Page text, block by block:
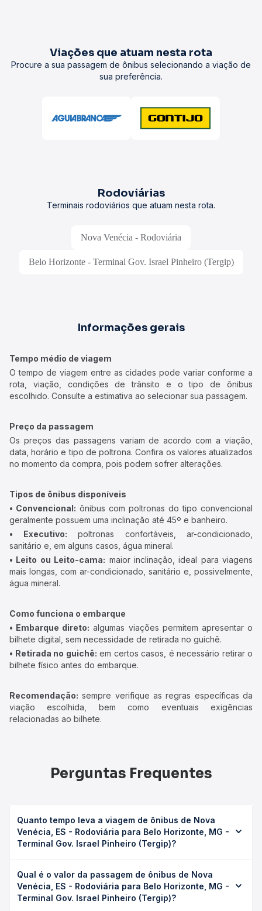
Viações que atuam nesta rota
Procure a sua passagem de ônibus selecionando a viação de
sua preferência.
Rodoviárias
Terminais rodoviários que atuam nesta rota.
Nova Venécia - Rodoviária
Belo Horizonte - Terminal Gov. Israel Pinheiro (Tergip)
Informações gerais
Tempo médio de viagem
O tempo de viagem entre as cidades pode variar conforme a
rota, viação, condições de trânsito e o tipo de ônibus
escolhido. Consulte a estimativa ao selecionar sua passagem.
Preço da passagem
Os preços das passagens variam de acordo com a viação,
data, horário e tipo de poltrona. Confira os valores atualizados
no momento da compra, pois podem sofrer alterações.
Tipos de ônibus disponíveis
• Convencional: ônibus com poltronas do tipo convencional
geralmente possuem uma inclinação até 45º e banheiro.
• Executivo: poltronas confortáveis, ar-condicionado,
sanitário e, em alguns casos, água mineral.
• Leito ou Leito-cama: maior inclinação, ideal para viagens
mais longas, com ar-condicionado, sanitário e, possivelmente,
água mineral.
Como funciona o embarque
• Embarque direto: algumas viações permitem apresentar o
bilhete digital, sem necessidade de retirada no guichê.
• Retirada no guichê: em certos casos, é necessário retirar o
bilhete físico antes do embarque.
Recomendação: sempre verifique as regras específicas da
viação escolhida, bem como eventuais exigências
relacionadas ao bilhete.
Perguntas Frequentes
Quanto tempo leva a viagem de ônibus de Nova
Venécia, ES - Rodoviária para Belo Horizonte, MG -
Terminal Gov. Israel Pinheiro (Tergip)?
para Belo Horizonte, MG - Terminal Gov. Israel Pinheiro
(Tergip) leva em média 11h 11min, podendo variar
conforme a viação, o tipo de serviço (convencional,
Qual é o valor da passagem de ônibus de Nova
Venécia, ES - Rodoviária para Belo Horizonte, MG -
Terminal Gov. Israel Pinheiro (Tergip)?